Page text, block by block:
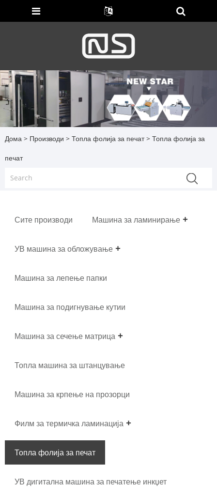
Дома > Производи > Топла фолија за печат> Топла фолија за
печат
Сите производи Машина за ламинирање
УВ машина за обложување
Машина за лепење папки
Машина за подигнување кутии
Машина за сечење матрица
Топла машина за штанцување
Машина за крпење на прозорци
Филм за термичка ламинација
Топла фолија за печат
УВ дигитална машина за печатење инкџет